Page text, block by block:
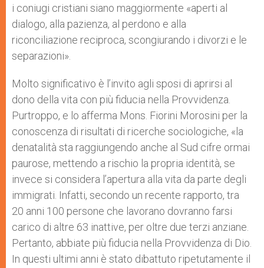
i coniugi cristiani siano maggiormente «aperti al
dialogo, alla pazienza, al perdono e alla
riconciliazione reciproca, scongiurando i divorzi e le
separazioni».
Molto significativo è l’invito agli sposi di aprirsi al
dono della vita con più fiducia nella Provvidenza.
Purtroppo, e lo afferma Mons. Fiorini Morosini per la
conoscenza di risultati di ricerche sociologiche, «la
denatalità sta raggiungendo anche al Sud cifre ormai
paurose, mettendo a rischio la propria identità, se
invece si considera l’apertura alla vita da parte degli
immigrati. Infatti, secondo un recente rapporto, tra
20 anni 100 persone che lavorano dovranno farsi
carico di altre 63 inattive, per oltre due terzi anziane.
Pertanto, abbiate più fiducia nella Provvidenza di Dio.
In questi ultimi anni è stato dibattuto ripetutamente il